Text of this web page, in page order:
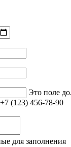
Это поле
(123) 456-78-90
для заполнения